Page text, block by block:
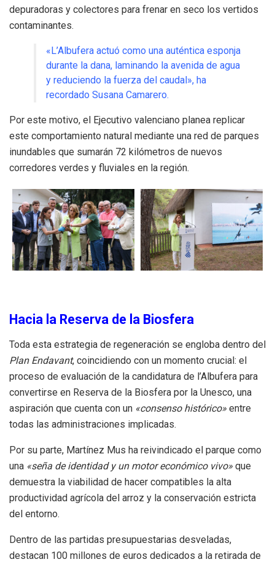
depuradoras y colectores para frenar en seco los vertidos
contaminantes.
«L’Albufera actuó como una auténtica esponja
durante la dana, laminando la avenida de agua
y reduciendo la fuerza del caudal», ha
recordado Susana Camarero.
Por este motivo, el Ejecutivo valenciano planea replicar
este comportamiento natural mediante una red de parques
inundables que sumarán 72 kilómetros de nuevos
corredores verdes y fluviales en la región.
Hacia la Reserva de la Biosfera
Toda esta estrategia de regeneración se engloba dentro del
Plan Endavant, coincidiendo con un momento crucial: el
proceso de evaluación de la candidatura de l’Albufera para
convertirse en Reserva de la Biosfera por la Unesco, una
aspiración que cuenta con un «consenso histórico» entre
todas las administraciones implicadas.
Por su parte, Martínez Mus ha reivindicado el parque como
una «seña de identidad y un motor económico vivo» que
demuestra la viabilidad de hacer compatibles la alta
productividad agrícola del arroz y la conservación estricta
del entorno.
Dentro de las partidas presupuestarias desveladas,
destacan 100 millones de euros dedicados a la retirada de